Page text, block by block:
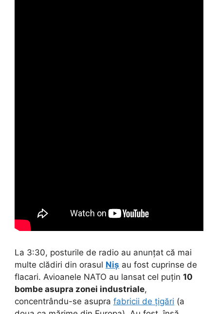
La 3:30, posturile de radio au anunțat că mai
multe clădiri din orasul Niș au fost cuprinse de
flacari. Avioanele NATO au lansat cel puțin 10
bombe asupra zonei industriale,
concentrându-se asupra fabricii de țigări (a